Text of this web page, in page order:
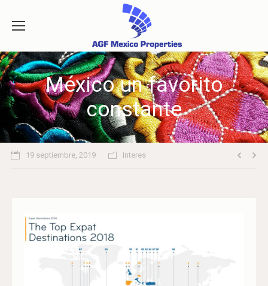
México un favorito
constante
19 septiembre, 2019 Interes